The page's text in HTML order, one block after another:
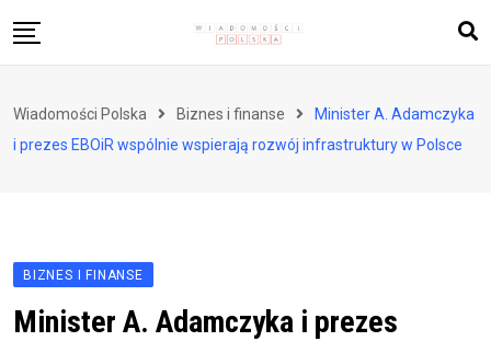
to
Zdrowie i styl życia
Wiadomości Polska Biznes i finanse
Minister A. Adamczyka
i prezes EBOiR wspólnie wspierają rozwój infrastruktury w Polsce
BIZNES I FINANSE
Minister A. Adamczyka i prezes